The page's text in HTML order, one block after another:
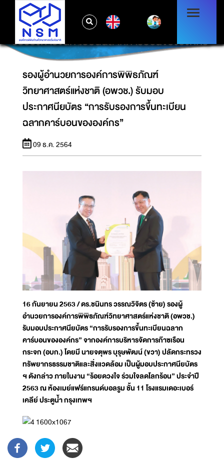
รองผู้อำนวยการองค์การพิพิธภัณฑ์วิทยาศาสตร์
แห่งชาติ (อพวช.) รับมอบประกาศนียบัตร “การ
รับรองการขึ้นทะเบียนฉลากคาร์บอนขององค์กร”
รองผู้อำนวยการองค์การพิพิธภัณฑ์
วิทยาศาสตร์แห่งชาติ (อพวช.) รับมอบ
ประกาศนียบัตร “การรับรองการขึ้นทะเบียน
ฉลากคาร์บอนขององค์กร”
09 ธ.ค. 2564
16 กันยายน 2563 / ดร.ชนินทร วรรณวิจิตร (ซ้าย) รองผู้
อำนวยการองค์การพิพิธภัณฑ์วิทยาศาสตร์แห่งชาติ (อพวช.)
รับมอบประกาศนียบัตร “การรับรองการขึ้นทะเบียนฉลาก
คาร์บอนขององค์กร” จากองค์การบริหารจัดการก๊าซเรือน
กระจก (อบก.) โดยมี นายจตุพร บุรุษพัฒน์ (ขวา) ปลัดกระทรวง
ทรัพยากรธรรมชาติและสิ่งแวดล้อม เป็นผู้มอบประกาศนียบัตร
ฯ ดังกล่าว ภายในงาน “ร้อยดวงใจ ร่วมใจลดโลกร้อน” ประจำปี
2563 ณ ห้องเมย์แฟร์แกรนด์บอลรูม ชั้น 11 โรงแรมเดอะเบอร์
เคลีย์ ประตูน้ำ กรุงเทพฯ